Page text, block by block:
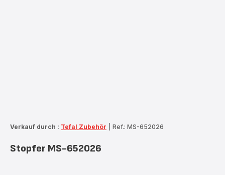
Verkauf durch : Tefal Zubehör Ref.: MS-652026
Stopfer MS-652026